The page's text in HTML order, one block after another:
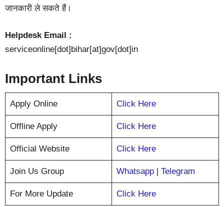
जानकारी ले सकते हैं।
Helpdesk Email :
serviceonline[dot]bihar[at]gov[dot]in
Important Links
Apply Online Click Here
Offline Apply Click Here
Official Website Click Here
Join Us Group Whatsapp| Telegram
For More Update Click Here